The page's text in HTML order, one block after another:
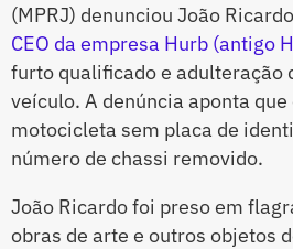
(MPRJ) denunciou João
CEO da empresa Hurb (antigo
furto qualificado e adulteração
veículo. A denúncia aponta
motocicleta sem placa de
número de chassi removido.
João Ricardo foi preso em
obras de arte e outros objetos